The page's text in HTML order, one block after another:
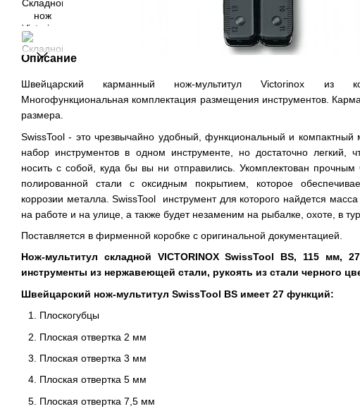
Описание
Швейцарский карманный нож-мультитул Victorinox из
Многофункциональная комплектация размещения инструментов.
размера.
SwissTool - это чрезвычайно удобный, функциональный и компактный
набор инструментов в одном инструменте, но достаточно легкий,
носить с собой, куда бы вы ни отправились. Укомплектован прочным
полированной стали с оксидным покрытием, которое
коррозии металла. SwissTool инструмент для которого найдется
на работе и на улице, а также будет незаменим на рыбалке, охоте, в
Поставляется в фирменной коробке с оригинальной документацией.
Нож-мультитул складной VICTORINOX SwissTool BS, 115 мм,
инструменты из нержавеющей стали, рукоять из стали черного
Швейцарский нож-мультитул SwissTool BS имеет 27 функций:
Плоскогубцы
Плоская отвертка 2 мм
Плоская отвертка 3 мм
Плоская отвертка 5 мм
Плоская отвертка 7,5 мм